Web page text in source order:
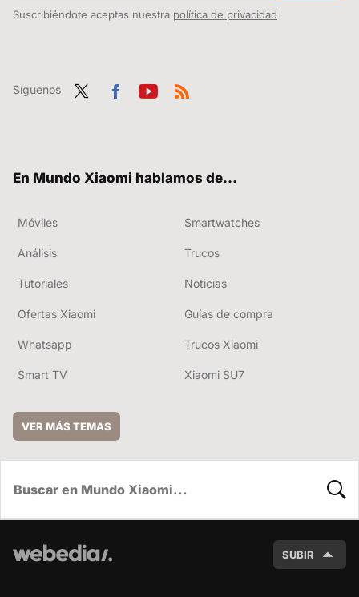
Suscribiéndote aceptas nuestra política de privacidad
Síguenos
En Mundo Xiaomi hablamos de...
Móviles Smartwatches
Análisis Trucos
Tutoriales Noticias
Ofertas Xiaomi Guías de compra
Whatsapp Trucos Xiaomi
Smart TV Xiaomi SU7
VER MÁS TEMAS
SUBIR